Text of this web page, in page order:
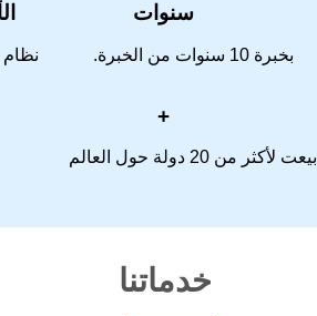
سنوات
بخبرة 10 سنوات من الخبرة. نظام
+
لأكثر من 20 دولة حول العالم
خدماتنا